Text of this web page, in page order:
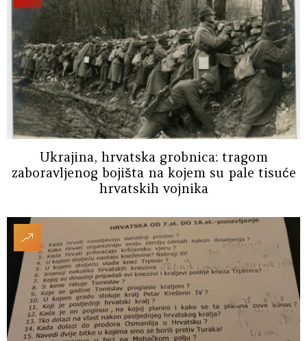
Ukrajina, hrvatska grobnica: tragom
zaboravljenog bojišta na kojem su pale tisuće
hrvatskih vojnika